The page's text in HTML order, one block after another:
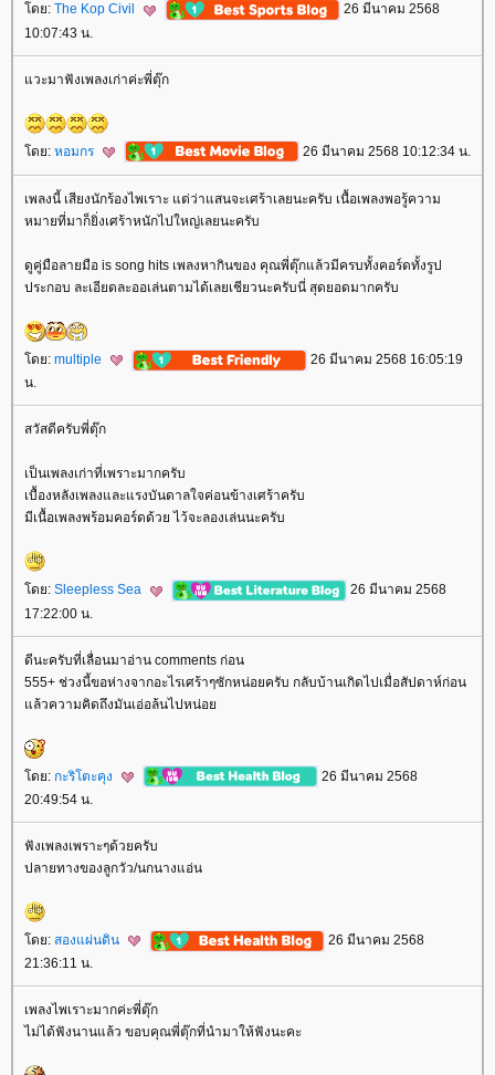
ดย: The Kop Civil
26 มีนาคม 2568
10:07:43 น.
วะมาฟังเพลงเก่าค่ะพี่ตุ๊ก
ดย: หอมกร 26 มีนาคม 2568 10:12:34 น.
เพลงนี้ เสียงนักร้องไพเราะ แต่ว่าแสนจะเศร้าเลยนะครับ เนื้อเพลงพอรู้ความ
หมายที่มาก็ยิ่งเศร้าหนักไปใหญ่เลยนะครับ
ดูคู่มือลายมือ is song hits เพลงหากินของ คุณพี่ตุ๊กแล้วมีครบทั้งคอร์ดทั้งรูป
ประกอบ ละเอียดละออเล่นตามได้เลยเชียวนะครับนี่ สุดยอดมากครับ
ดย: multiple
26 มีนาคม 2568 16:05:19
น.
สวัสดีครับพี่ตุ๊ก
เป็นเพลงเก่าที่เพราะมากครับ
เบื้องหลังเพลงและแรงบันดาลใจค่อนข้างเศร้าครับ
มีเนื้อเพลงพร้อมคอร์ดด้วย ไว้จะลองเล่นนะครับ
ดย: Sleepless Sea
26 มีนาคม 2568
17:22:00 น.
ดีนะครับที่เลื่อนมาอ่าน comments ก่อน
555+ ช่วงนี้ขอห่างจากอะไรเศร้าๆซักหน่อยครับ กลับบ้านเกิดไปเมื่อสัปดาห์ก่อน
ล้วความคิดถึงมันเอ่อล้นไปหน่อ
ดย: กะริโตะคุง
26 มีนาคม 2568
20:49:54 น.
ฟังเพลงเพราะๆด้วยครับ
ปลายทางของลูกวัว/นกนางแอ่น
ดย: สองแผ่นดิน
26 มีนาคม 2568
21:36:11 น.
เพลงไพเราะมากค่ะพี่ตุ๊ก
ไม่ได้ฟังนานแล้ว ขอบคุณพี่ตุ๊กที่นำมาให้ฟังนะคะ